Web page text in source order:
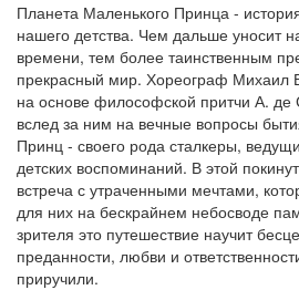
Планета Маленького Принца -
нашего детства. Чем дальше уносит
времени, тем более таинственным
прекрасный мир. Хореограф Михаил
на основе философской притчи А. де
вслед за ним на вечные вопросы
Принц - своего рода сталкеры,
детских воспоминаний. В этой
встреча с утраченными мечтами,
для них на бескрайнем небосводе
зрителя это путешествие научит
преданности, любви и
приручили.